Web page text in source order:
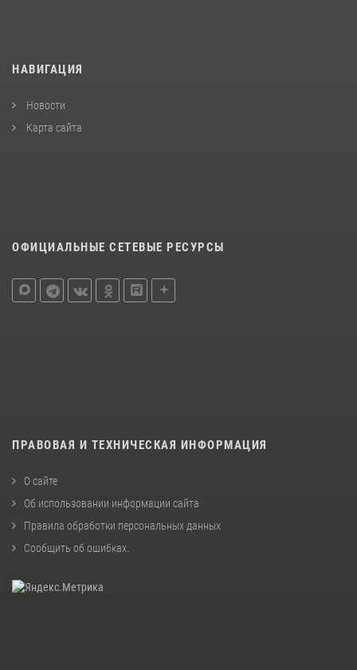
НАВИГАЦИЯ
Новости
Карта сайта
ОФИЦИАЛЬНЫЕ СЕТЕВЫЕ РЕСУРСЫ
ПРАВОВАЯ И ТЕХНИЧЕСКАЯ ИНФОРМАЦИЯ
О сайте
Об использовании информации сайта
Правила обработки персональных данных
Сообщить об ошибках